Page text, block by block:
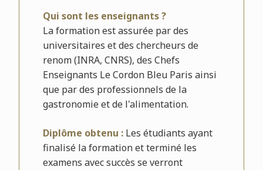
Qui sont les enseignants ?
La formation est assurée par des
universitaires et des chercheurs de
renom (INRA, CNRS), des Chefs
Enseignants Le Cordon Bleu Paris ainsi
que par des professionnels de la
gastronomie et de l'alimentation.
Diplôme obtenu : Les étudiants ayant
finalisé la formation et terminé les
examens avec succès se verront